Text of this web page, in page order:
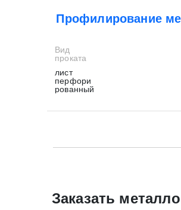
Профилирование
Вид
проката
лист
перфори
рованный
Заказать
Прикрепить файл (до 20 mb)